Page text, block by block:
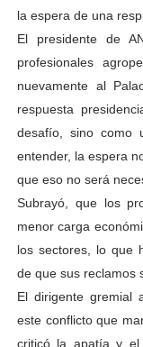
la espera de una
El presidente de
profesionales
nuevamente al
respuesta
desafío, sino como
entender, la espera
que eso no será
Subrayó, que los
menor carga
los sectores, lo que
de que sus reclamos
El dirigente gremial
este conflicto que
criticó la apatía y el